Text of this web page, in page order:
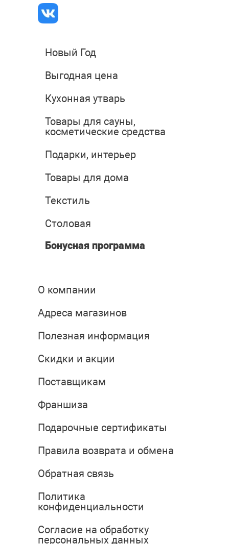
Новый Год
Выгодная цена
Кухонная утварь
Товары для сауны,
косметические средства
Подарки, интерьер
Товары для дома
Текстиль
Столовая
Бонусная программа
О компании
Адреса магазинов
Полезная информация
Скидки и акции
Поставщикам
Франшиза
Подарочные сертификаты
Правила возврата и обмена
Обратная связь
Политика
конфиденциальности
Согласие на обработку
персональных данных